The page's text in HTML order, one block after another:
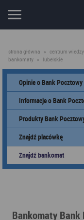
strona główna » centrum wiedzy
bankomaty » lubelskie
Opinie o Bank Pocztowy
Informacje o Bank
Produkty Bank
Znajdź placówkę
Znajdź bankomat
Bankomaty Bank